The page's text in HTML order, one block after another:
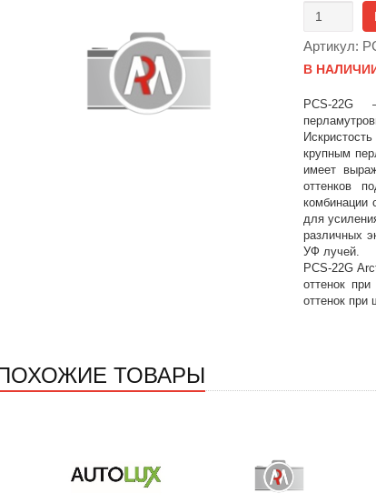
Артикул:
В
PCS-22G
крупным
имеет
оттенков
комбинации
для
различных
УФ лучей.
PCS-22G
оттенок
оттенок при
ТОВАРЫ